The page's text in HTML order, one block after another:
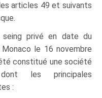
articles 49 et suivants
privé en date du
le 16 novembre
constitué une société
les principales
: